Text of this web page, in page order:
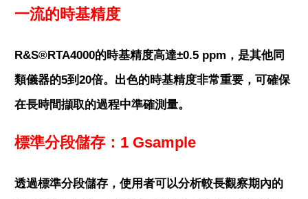
一流的時基精度
R&S®RTA4000的時基精度高達±0.5 ppm，是其他同
類儀器的5到20倍。出色的時基精度非常重要，可確保
在長時間擷取的過程中準確測量。
標準分段儲存：1 Gsample
透過標準分段儲存，使用者可以分析較長觀察期內的